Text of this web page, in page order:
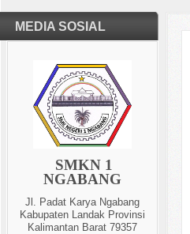
MEDIA SOSIAL
SMKN 1
NGABANG
Jl. Padat Karya Ngabang
Kabupaten Landak Provinsi
Kalimantan Barat 79357